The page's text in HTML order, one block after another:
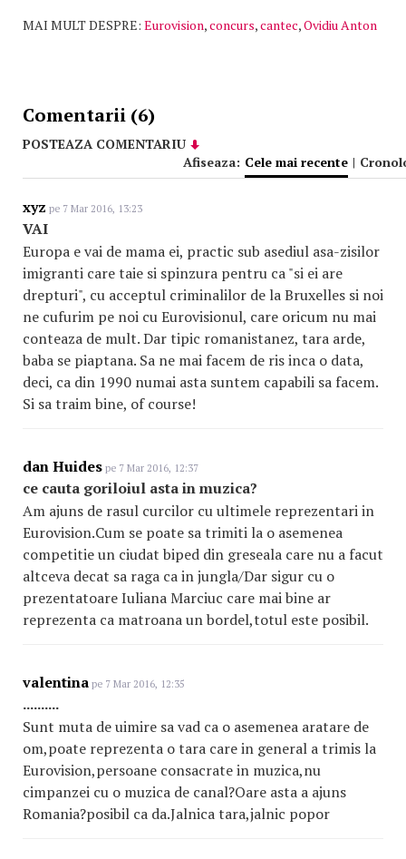
MAI MULT DESPRE: Eurovision,concurs,cantec,Ovidiu Anton
Comentarii (6)
POSTEAZA COMENTARIU
Afiseaza: Cele mai recente |
xyz pe 7 Mar 2016, 13:23
VAI
Europa e vai de mama ei, practic sub asediul asa-zisilor
imigranti care taie si spinzura pentru ca "si ei are
drepturi", cu acceptul criminalilor de la Bruxelles si noi
ne cufurim pe noi cu Eurovisionul, care oricum nu mai
conteaza de mult. Dar tipic romanistanez, tara arde,
baba se piaptana. Sa ne mai facem de ris inca o data,
deci, ca din 1990 numai asta suntem capabili sa facem.
Si sa traim bine, of course!
dan Huides pe 7 Mar 2016, 12:37
ce cauta goriloiul asta in muzica?
Am ajuns de rasul curcilor cu ultimele reprezentari in
Eurovision.Cum se poate sa trimiti la o asemenea
competitie un ciudat biped din greseala care nu a facut
altceva decat sa raga ca in jungla/Dar sigur cu o
prezentatoare Iuliana Marciuc care mai bine ar
reprezenta ca matroana un bordel,totul este posibil.
valentina pe 7 Mar 2016, 12:35
..........
Sunt muta de uimire sa vad ca o asemenea aratare de
om,poate reprezenta o tara care in general a trimis la
Eurovision,persoane consacrate in muzica,nu
cimpanzei cu o muzica de canal?Oare asta a ajuns
Romania?posibil ca da.Jalnica tara,jalnic popor